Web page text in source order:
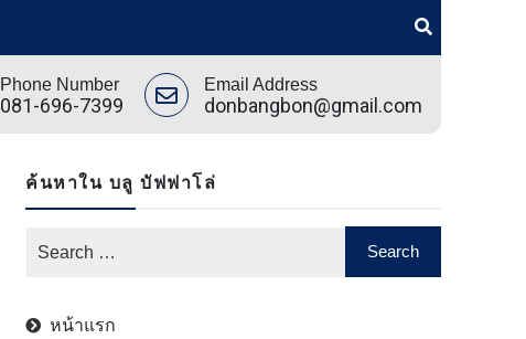
Phone Number
081-696-7399
Email Address
donbangbon@gmail.com
ค้นหาใน บลู บัฟฟาโล่
หน้าแรก